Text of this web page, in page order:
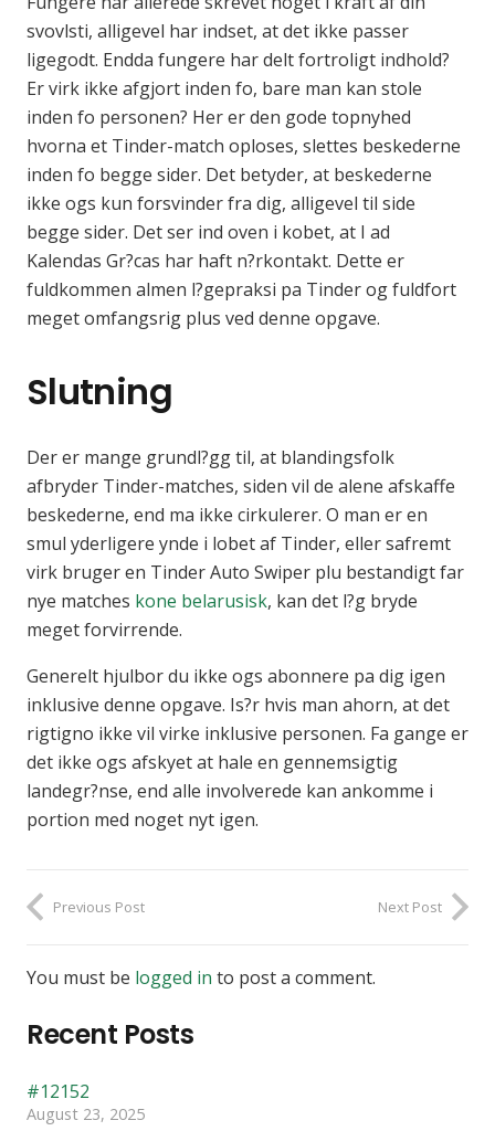
svovlsti, alligevel har indset, at det ikke passer
ligegodt. Endda fungere har delt fortroligt indhold?
Er virk ikke afgjort inden fo, bare man kan stole
inden fo personen? Her er den gode topnyhed
hvorna et Tinder-match oploses, slettes beskederne
inden fo begge sider. Det betyder, at beskederne
ikke ogs kun forsvinder fra dig, alligevel til side
begge sider. Det ser ind oven i kobet, at I ad
Kalendas Gr?cas har haft n?rkontakt. Dette er
fuldkommen almen l?gepraksi pa Tinder og fuldfort
meget omfangsrig plus ved denne opgave.
Slutning
Der er mange grundl?gg til, at blandingsfolk
afbryder Tinder-matches, siden vil de alene afskaffe
beskederne, end ma ikke cirkulerer. O man er en
smul yderligere ynde i lobet af Tinder, eller safremt
virk bruger en Tinder Auto Swiper plu bestandigt far
nye matches kone belarusisk, kan det l?g bryde
meget forvirrende.
Generelt hjulbor du ikke ogs abonnere pa dig igen
inklusive denne opgave. Is?r hvis man ahorn, at det
rigtigno ikke vil virke inklusive personen. Fa gange er
det ikke ogs afskyet at hale en gennemsigtig
landegr?nse, end alle involverede kan ankomme i
portion med noget nyt igen.
Previous Post Next Post
You must be logged in to post a comment.
Recent Posts
#12152
August 23, 2025